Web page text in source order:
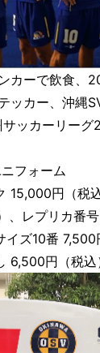
カーで飲食、
ッカー、沖縄
ッカーリーグ
フォーム
15,000円（税
、レプリカ番
イズ10番
6,500円（税込